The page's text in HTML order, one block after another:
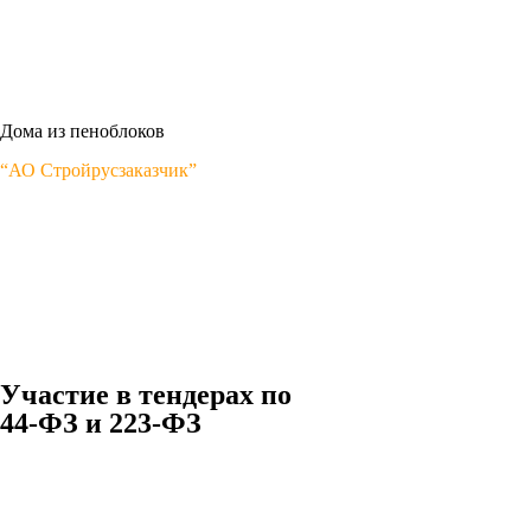
Дома из пеноблоков
“АО Стройрусзаказчик”
Участие в тендерах по
44-ФЗ и 223-ФЗ